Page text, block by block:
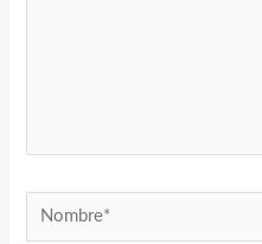
Nombre*